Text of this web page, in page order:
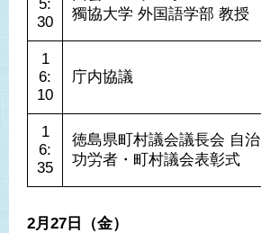
5:
30
獨協大学 外国語学部 教授
1
6:
10
庁内協議
1
6:
35
徳島県町村議会議長会 自治
功労者・町村議会表彰式
2月27日（金）